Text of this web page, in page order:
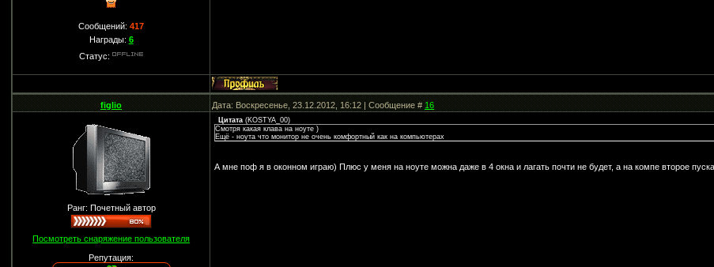
Сообщений:417
Награды: 6
Статус:
figlio Дата: Воскресенье, 23.12.2012, 16:12 | Сообщение #16
Ранг: Почетный автор
Посмотреть снаряжение пользователя
Репутация:
Цитата (KOSTYA_00)
Смотря какая клава на ноуте )
Ещё - ноута что монитор не очень комфортный как на компьютерах
А мне поф я в оконном играю) Плюс у меня на ноуте можна даже в 4 окна и лагать почти не будет, а на компе второе